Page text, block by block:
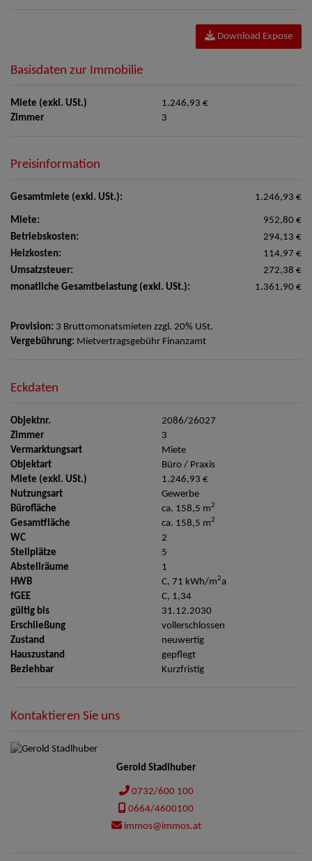
Download Expose
Basisdaten zur Immobilie
Miete (exkl. USt.)
1.246,93 €
Zimmer
3
Preisinformation
Gesamtmiete (exkl. USt.): 1.246,93 €
Miete:
952,80 €
Betriebskosten:
294,13 €
Heizkosten:
114,97 €
Umsatzsteuer:
272,38 €
monatliche Gesamtbelastung (exkl. USt.):
1.361,90 €
Provision: 3 Bruttomonatsmieten zzgl. 20% USt.
Vergebührung: Mietvertragsgebühr Finanzamt
Eckdaten
Objektnr.
2086/26027
Zimmer
3
Vermarktungsart
Miete
Objektart
Büro / Praxis
Miete (exkl. USt.)
1.246,93 €
Nutzungsart
Gewerbe
Bürofläche
ca. 158,5 m2
Gesamtfläche ca. 158,5 m2
WC
2
Stellplätze
5
Abstellräume
1
HWB
C, 71 kWh/m2a
fGEE
C, 1,34
gültig bis
31.12.2030
Erschließung
vollerschlossen
Zustand
neuwertig
Hauszustand
gepflegt
Beziehbar
Kurzfristig
Kontaktieren Sie uns
Gerold Stadlhuber
0732/600 100
0664/4600100
immos@immos.at